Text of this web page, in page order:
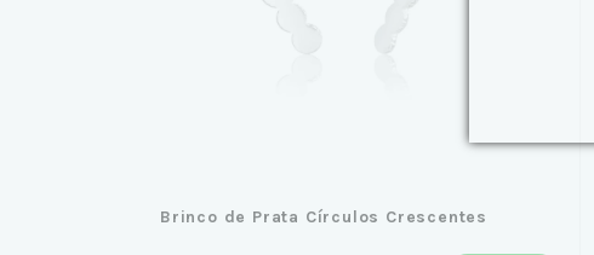
Brinco de Prata Círculos Crescentes